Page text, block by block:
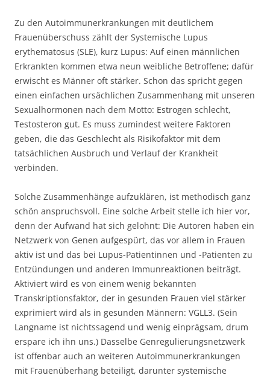
Zu den Autoimmunerkrankungen mit deutlichem
Frauenüberschuss zählt der Systemische Lupus
erythematosus (SLE), kurz Lupus: Auf einen männlichen
Erkrankten kommen etwa neun weibliche Betroffene; dafür
erwischt es Männer oft stärker. Schon das spricht gegen
einen einfachen ursächlichen Zusammenhang mit unseren
Sexualhormonen nach dem Motto: Estrogen schlecht,
Testosteron gut. Es muss zumindest weitere Faktoren
geben, die das Geschlecht als Risikofaktor mit dem
tatsächlichen Ausbruch und Verlauf der Krankheit
verbinden.
Solche Zusammenhänge aufzuklären, ist methodisch ganz
schön anspruchsvoll. Eine solche Arbeit stelle ich hier vor,
denn der Aufwand hat sich gelohnt: Die Autoren haben ein
Netzwerk von Genen aufgespürt, das vor allem in Frauen
aktiv ist und das bei Lupus-Patientinnen und -Patienten zu
Entzündungen und anderen Immunreaktionen beiträgt.
Aktiviert wird es von einem wenig bekannten
Transkriptionsfaktor, der in gesunden Frauen viel stärker
exprimiert wird als in gesunden Männern: VGLL3. (Sein
Langname ist nichtssagend und wenig einprägsam, drum
erspare ich ihn uns.) Dasselbe Genregulierungsnetzwerk
ist offenbar auch an weiteren Autoimmunerkrankungen
mit Frauenüberhang beteiligt, darunter systemische